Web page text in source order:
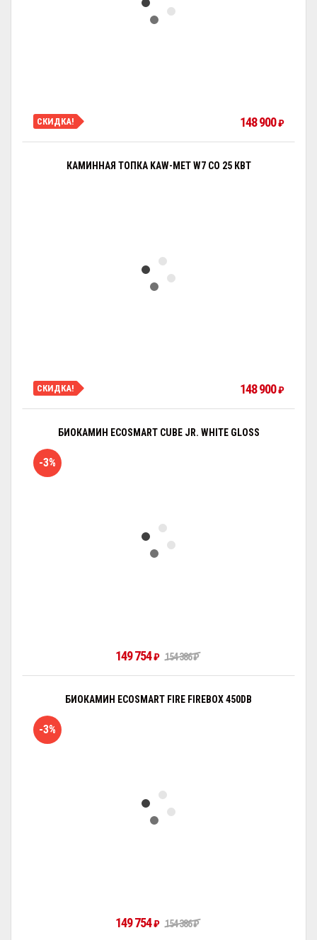
СКИДКА! 148 900₽
КАМИННАЯ ТОПКА KAW-MET W7 CO 25 КВТ
СКИДКА! 148 900₽
БИОКАМИН ECOSMART CUBE JR. WHITE GLOSS
-3%
149 754₽ 154 386₽
БИОКАМИН ECOSMART FIRE FIREBOX 450DB
-3%
149 754₽ 154 386₽